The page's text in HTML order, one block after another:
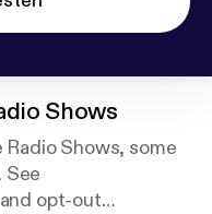
Shows
Shows, some
See
opt-out